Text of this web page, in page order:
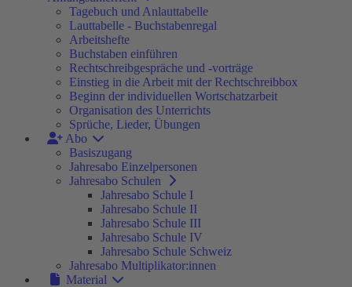
Tagebuch und Anlauttabelle
Lauttabelle - Buchstabenregal
Arbeitshefte
Buchstaben einführen
Rechtschreibgespräche und -vorträge
Einstieg in die Arbeit mit der Rechtschreibbox
Beginn der individuellen Wortschatzarbeit
Organisation des Unterrichts
Sprüche, Lieder, Übungen
Abo
Basiszugang
Jahresabo Einzelpersonen
Jahresabo Schulen
Jahresabo Schule I
Jahresabo Schule II
Jahresabo Schule III
Jahresabo Schule IV
Jahresabo Schule Schweiz
Jahresabo Multiplikator:innen
Material